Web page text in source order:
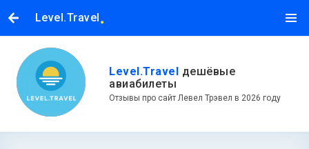
Level.Travel.
Level.Travel дешёвые
авиабилеты
Отзывы про сайт Левел Трэвел в 2026 году